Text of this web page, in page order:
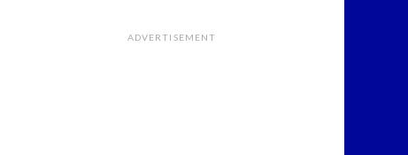
ADVERTISEMENT